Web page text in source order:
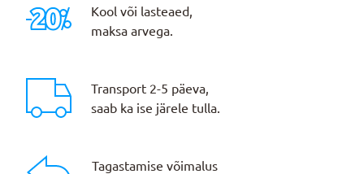
Kool või lasteaed,
maksa arvega.
Transport 2-5 päeva,
saab ka ise järele tulla.
Tagastamise võimalus